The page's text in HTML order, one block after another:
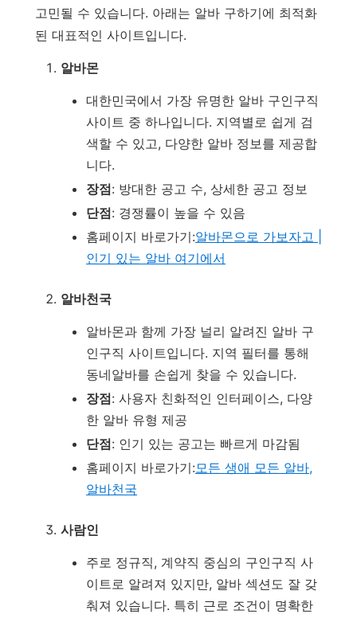
고민될 수 있습니다. 아래는 알바 구하기에 최적화
된 대표적인 사이트입니다.
알바몬
대한민국에서 가장 유명한 알바 구인구직
사이트 중 하나입니다. 지역별로 쉽게 검
색할 수 있고, 다양한 알바 정보를 제공합
니다.
장점: 방대한 공고 수, 상세한 공고 정보
단점: 경쟁률이 높을 수 있음
홈페이지 바로가기:알바몬으로 가보자고 |
인기 있는 알바 여기에서
알바천국
알바몬과 함께 가장 널리 알려진 알바 구
인구직 사이트입니다. 지역 필터를 통해
동네알바를 손쉽게 찾을 수 있습니다.
장점: 사용자 친화적인 인터페이스, 다양
한 알바 유형 제공
단점: 인기 있는 공고는 빠르게 마감됨
홈페이지 바로가기:모든 생애 모든 알바,
알바천국
사람인
주로 정규직, 계약직 중심의 구인구직 사
이트로 알려져 있지만, 알바 섹션도 잘 갖
춰져 있습니다. 특히 근로 조건이 명확한